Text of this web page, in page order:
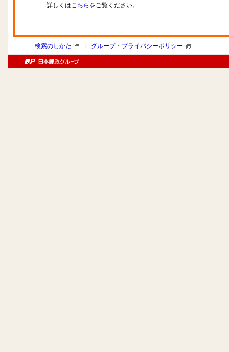
詳しくはこちら をご覧ください。
検索のしかた グループ・プライバシーポリシー